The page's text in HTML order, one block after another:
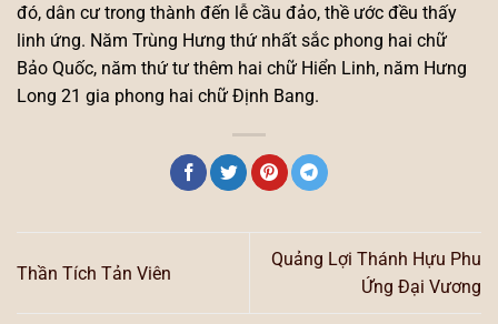
đó, dân cư trong thành đến lễ cầu đảo, thề ước đều thấy
linh ứng. Năm Trùng Hưng thứ nhất sắc phong hai chữ
Bảo Quốc, năm thứ tư thêm hai chữ Hiển Linh, năm Hưng
Long 21 gia phong hai chữ Định Bang.
Thần Tích Tản Viên
Quảng Lợi Thánh Hựu Phu
Ứng Đại Vương